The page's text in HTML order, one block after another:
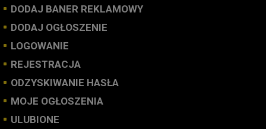
DODAJ BANER REKLAMOWY
DODAJ OGŁOSZENIE
LOGOWANIE
REJESTRACJA
ODZYSKIWANIE HASŁA
MOJE OGŁOSZENIA
ULUBIONE